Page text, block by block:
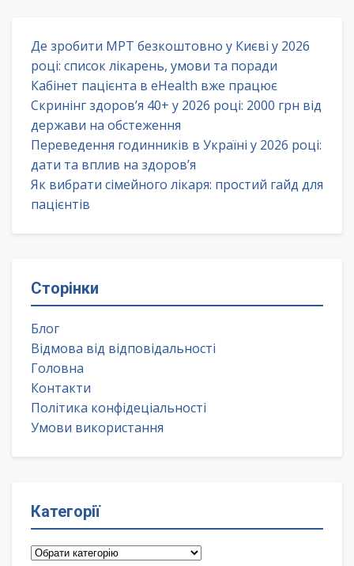
Де зробити МРТ безкоштовно у Києві у 2026
році: список лікарень, умови та поради
Кабінет пацієнта в eHealth вже працює
Скринінг здоров’я 40+ у 2026 році: 2000 грн від
держави на обстеження
Переведення годинників в Україні у 2026 році:
дати та вплив на здоров’я
Як вибрати сімейного лікаря: простий гайд для
пацієнтів
Сторінки
Блог
Відмова від відповідальності
Головна
Контакти
Політика конфідеціальності
Умови використання
Категорії
Категорії